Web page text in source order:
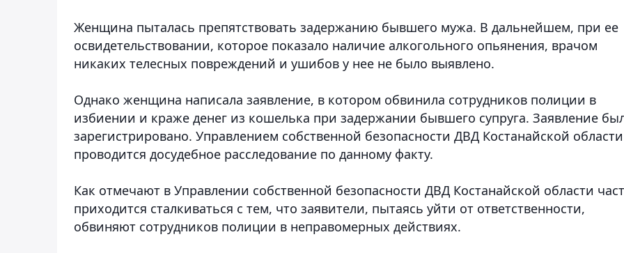
Женщина пыталась препятствовать задержанию бывшего мужа. В дальнейшем, при ее
освидетельствовании, которое показало наличие алкогольного опьянения, врачом
никаких телесных повреждений и ушибов у нее не было выявлено.
Однако женщина написала заявление, в котором обвинила сотрудников полиции в
избиении и краже денег из кошелька при задержании бывшего супруга. Заявление
зарегистрировано. Управлением собственной безопасности ДВД Костанайской области
проводится досудебное расследование по данному факту.
Как отмечают в Управлении собственной безопасности ДВД Костанайской области
приходится сталкиваться с тем, что заявители, пытаясь уйти от ответственности,
обвиняют сотрудников полиции в неправомерных действиях.